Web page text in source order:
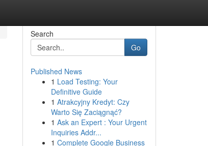
Search
Go
Published News
1 Load Testing: Your
Definitive Guide
1 Atrakcyjny Kredyt: Czy
Warto Się Zaciągnąć?
1 Ask an Expert : Your Urgent
Inquiries Addr...
1 Complete Google Business